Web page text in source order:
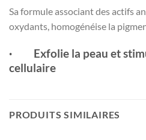
Sa formule associant des actifs
oxydants, homogénéise la
· Exfolie la peau et
cellulaire
PRODUITS SIMILAIRES